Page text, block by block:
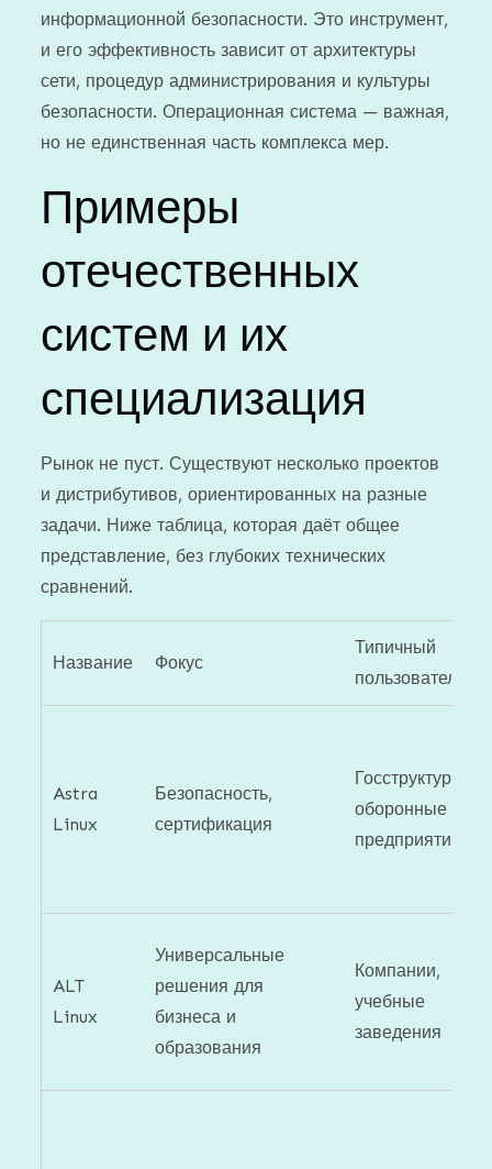
информационной безопасности. Это инструмент,
и его эффективность зависит от архитектуры
сети, процедур администрирования и культуры
безопасности. Операционная система — важная,
но не единственная часть комплекса мер.
Примеры
отечественных
систем и их
специализация
Рынок не пуст. Существуют несколько проектов
и дистрибутивов, ориентированных на разные
задачи. Ниже таблица, которая даёт общее
представление, без глубоких технических
сравнений.
Название Фокус
Типичный
пользователь
Astra
Linux
Безопасность,
сертификация
Госструктуры,
оборонные
предприятия
ALT
Linux
Универсальные
решения для
бизнеса и
образования
Компании,
учебные
заведения